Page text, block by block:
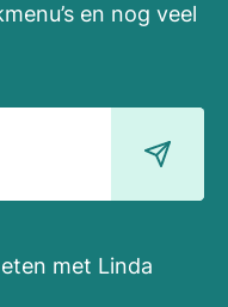
en nog veel
met Linda